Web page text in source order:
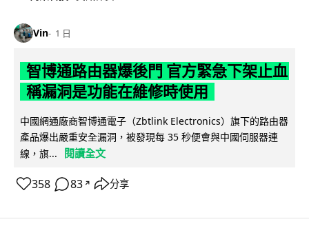
Vin 1 日
智博通路由器爆後門 官方緊急下架止血
稱漏洞是功能在維修時使用
中國網通廠商智博通電子（Zbtlink Electronics）旗下的路由器
產品爆出嚴重安全漏洞，被發現每 35 秒便會與中國伺服器連
線，旗...
閱讀全文
358 83 ↗ 分享